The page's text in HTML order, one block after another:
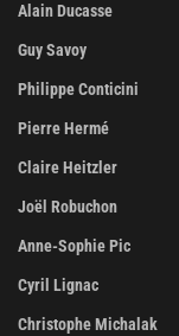
Alain Ducasse
Guy Savoy
Philippe Conticini
Pierre Hermé
Claire Heitzler
Joël Robuchon
Anne-Sophie Pic
Cyril Lignac
Christophe Michalak